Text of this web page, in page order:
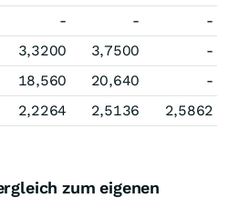
- -
-
3,3200 3,7500
-
18,560 20,640
-
2,2264 2,5136 2,5862
zum eigenen